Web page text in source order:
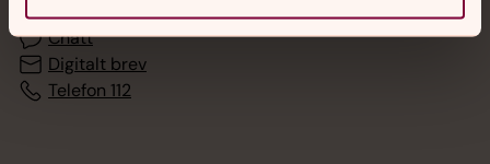
Chatt
Digitalt brev
Telefon 112